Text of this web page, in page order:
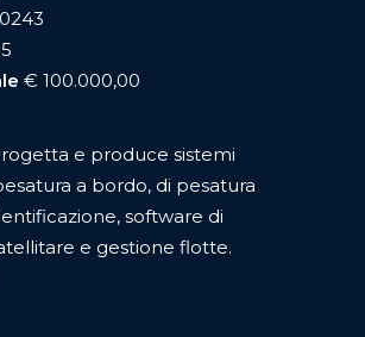
€ 100.000,00
rogetta e produce sistemi
a bordo, di pesatura
software di
e gestione flotte.